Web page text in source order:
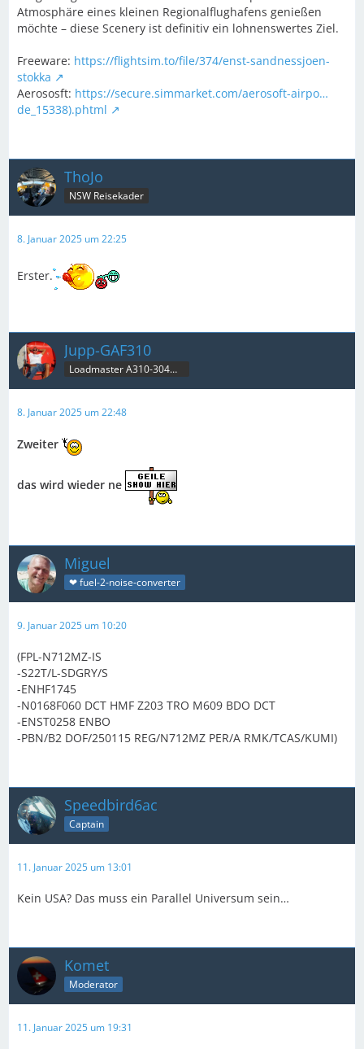
Atmosphäre eines kleinen Regionalflughafens genießen
möchte – diese Scenery ist definitiv ein lohnenswertes Ziel.
Freeware: https://flightsim.to/file/374/enst-sandnessjoen-
stokka
Aerososft: https://secure.simmarket.com/aerosoft-airpo…
de_15338).phtml
ThoJo
NSW Reisekader
8. Januar 2025 um 22:25
Erster.
Jupp-GAF310
Loadmaster A310-304MRT & B707C
8. Januar 2025 um 22:48
Zweiter
das wird wieder ne
Miguel
❤ fuel-2-noise-converter
9. Januar 2025 um 10:20
(FPL-N712MZ-IS
-S22T/L-SDGRY/S
-ENHF1745
-N0168F060 DCT HMF Z203 TRO M609 BDO DCT
-ENST0258 ENBO
-PBN/B2 DOF/250115 REG/N712MZ PER/A RMK/TCAS/KUMI)
Speedbird6ac
Captain
11. Januar 2025 um 13:01
Kein USA? Das muss ein Parallel Universum sein…
Komet
Moderator
11. Januar 2025 um 19:31